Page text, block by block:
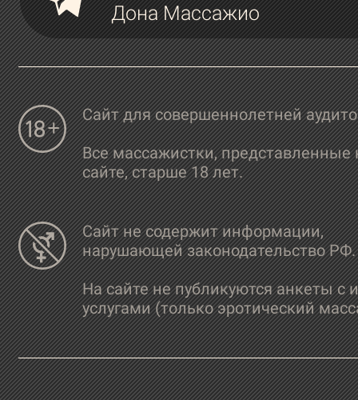
Дона Массажио
Сайт для совершеннолетней
Все массажистки, представленные
сайте, старше 18 лет.
Сайт не содержит информации,
нарушающей законодательство РФ.
На сайте не публикуются анкеты с
услугами (только эротический